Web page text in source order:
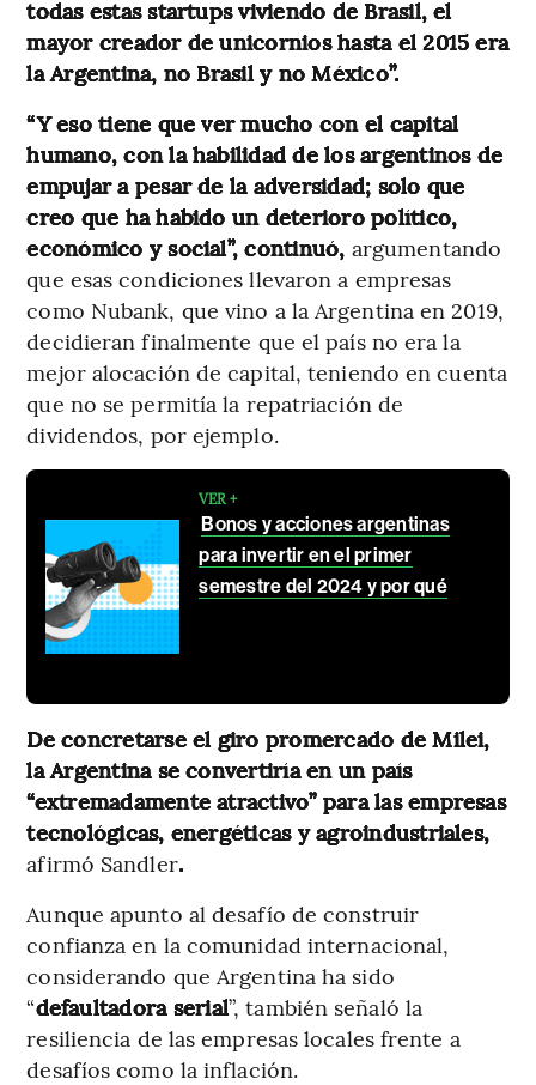
todas estas startups viviendo de Brasil, el
mayor creador de unicornios hasta el 2015 era
la Argentina, no Brasil y no México”.
“Y eso tiene que ver mucho con el capital
humano, con la habilidad de los argentinos de
empujar a pesar de la adversidad; solo que
creo que ha habido un deterioro político,
económico y social”, continuó, argumentando
que esas condiciones llevaron a empresas
como Nubank, que vino a la Argentina en 2019,
decidieran finalmente que el país no era la
mejor alocación de capital, teniendo en cuenta
que no se permitía la repatriación de
dividendos, por ejemplo.
VER +
Bonos y acciones argentinas
para invertir en el primer
semestre del 2024 y por qué
De concretarse el giro promercado de Milei,
la Argentina se convertiría en un país
“extremadamente atractivo” para las empresas
tecnológicas, energéticas y agroindustriales,
afirmó Sandler.
Aunque apunto al desafío de construir
confianza en la comunidad internacional,
considerando que Argentina ha sido
“defaultadora serial”, también señaló la
resiliencia de las empresas locales frente a
desafíos como la inflación.